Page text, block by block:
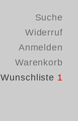
Suche
Widerruf
Anmelden
Warenkorb
Wunschliste 1